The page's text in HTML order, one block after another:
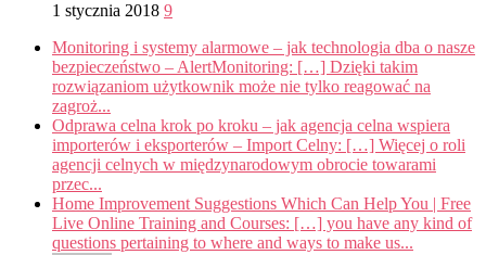
1 stycznia 2018 9
Monitoring i systemy alarmowe – jak technologia dba o nasze
bezpieczeństwo – AlertMonitoring: […] Dzięki takim
rozwiązaniom użytkownik może nie tylko reagować na
zagroż...
Odprawa celna krok po kroku – jak agencja celna wspiera
importerów i eksporterów – Import Celny: […] Więcej o roli
agencji celnych w międzynarodowym obrocie towarami
przec...
Home Improvement Suggestions Which Can Help You | Free
Live Online Training and Courses: […] you have any kind of
questions pertaining to where and ways to make us...